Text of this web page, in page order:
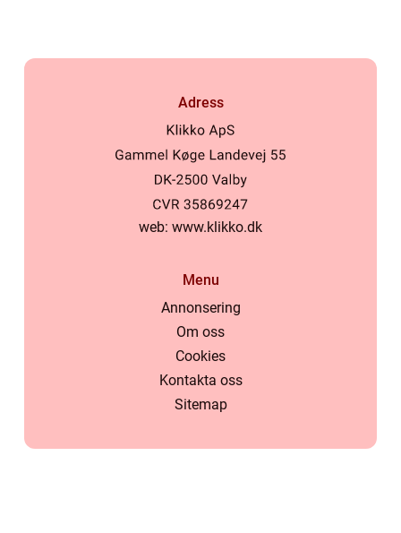
Adress
web: www.klikko.dk
Menu
Annonsering
Om oss
Cookies
Kontakta oss
Sitemap